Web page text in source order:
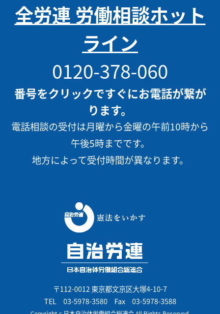
全労連 労働相談ホット
ライン
0120-378-060
番号をクリックですぐにお電話が繋が
ります。
電話相談の受付は月曜から金曜の午前10時から
午後5時までです。
地方によって受付時間が異なります。
〒112-0012 東京都文京区大塚4-10-7
TEL 03-5978-3580Fax 03-5978-3588